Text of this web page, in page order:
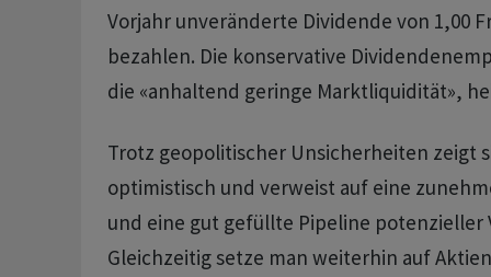
Vorjahr unveränderte Dividende von 1,00
bezahlen. Die konservative
die «anhaltend geringe Marktliquidität»,
Trotz geopolitischer Unsicherheiten zeigt
optimistisch und verweist auf eine
und eine gut gefüllte Pipeline potenzieller
Gleichzeitig setze man weiterhin auf